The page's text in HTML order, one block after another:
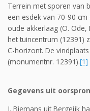
Terrein met sporen van
een esdek van 70-90
oude akkerlaag (O. Ode,
het tuincentrum (12391)
C-horizont. De
(monumentnr. 12391).[1]
Gegevens uit
J. Biemans uit Bergeijk